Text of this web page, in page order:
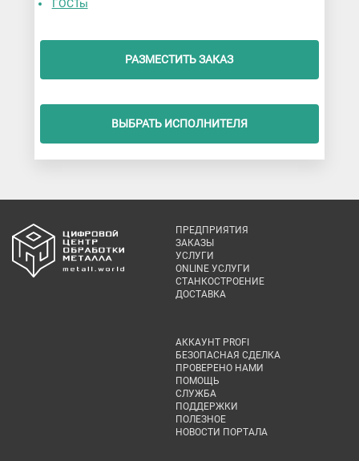
ГОСТы
РАЗМЕСТИТЬ ЗАКАЗ
ВЫБРАТЬ ИСПОЛНИТЕЛЯ
ПРЕДПРИЯТИЯ
ЗАКАЗЫ
УСЛУГИ
ONLINE УСЛУГИ
СТАНКОСТРОЕНИЕ
ДОСТАВКА
АККАУНТ PROFI
БЕЗОПАСНАЯ СДЕЛКА
ПРОВЕРЕНО НАМИ
ПОМОЩЬ
СЛУЖБА
ПОДДЕРЖКИ
ПОЛЕЗНОЕ
НОВОСТИ ПОРТАЛА